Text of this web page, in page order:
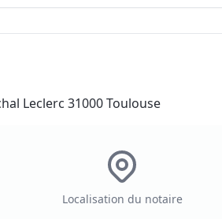
Leclerc 31000 Toulouse
Localisation du notaire